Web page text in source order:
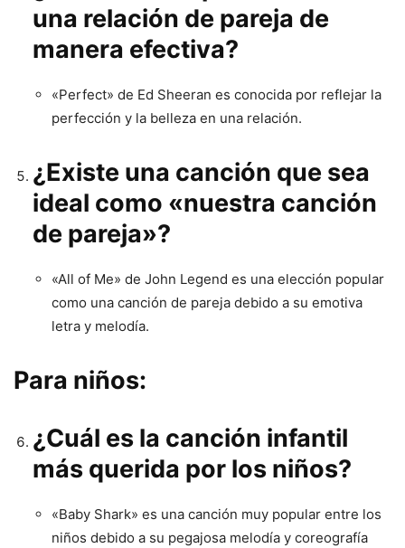
una relación de pareja de
manera efectiva?
«Perfect» de Ed Sheeran es conocida por reflejar la
perfección y la belleza en una relación.
¿Existe una canción que sea
ideal como «nuestra canción
de pareja»?
«All of Me» de John Legend es una elección popular
como una canción de pareja debido a su emotiva
letra y melodía.
Para niños:
¿Cuál es la canción infantil
más querida por los niños?
«Baby Shark» es una canción muy popular entre los
niños debido a su pegajosa melodía y coreografía